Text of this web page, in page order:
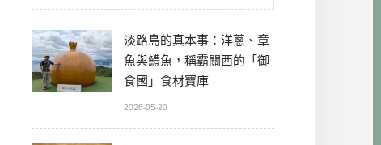
淡路島的真本事：洋蔥、章
魚與鱧魚，稱霸關西的「御
食國」食材寶庫
2026-05-20